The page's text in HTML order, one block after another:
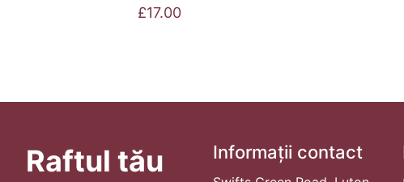
£17.00
Raftul tău
Informații contact